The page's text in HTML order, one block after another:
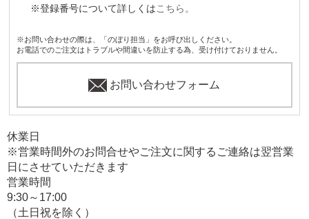
※登録番号について詳しくはこちら。
※お問い合わせの際は、「のぼり担当」をお呼び出しください。
お電話でのご注文はトラブルや間違いを防止する為、受け付けておりません。
お問い合わせフォーム
休業日
※営業時間外のお問合せやご注文に関するご連絡は翌営業
日にさせていただきます
営業時間
9:30～17:00
（土日祝を除く）